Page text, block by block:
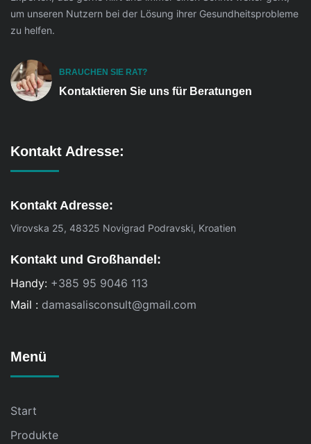
um unseren Nutzern bei der Lösung ihrer Gesundheitsprobleme
zu helfen.
BRAUCHEN SIE RAT?
Kontaktieren Sie uns für Beratungen
Kontakt Adresse:
Kontakt Adresse:
Virovska 25, 48325 Novigrad Podravski, Kroatien
Kontakt und Großhandel:
Handy: +385 95 9046 113
Mail : damasalisconsult@gmail.com
Menü
Start
Produkte